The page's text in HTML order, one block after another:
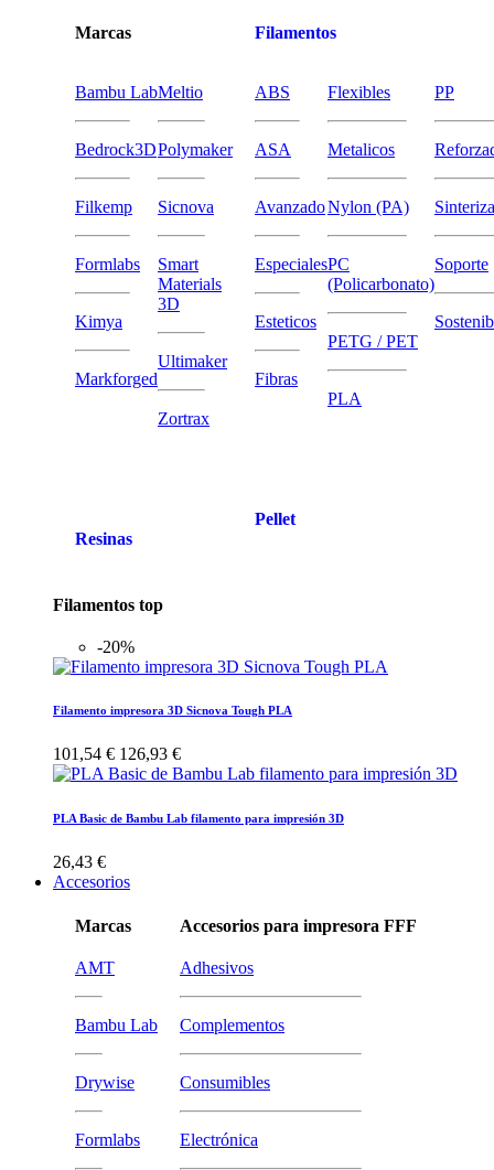
Marcas
Bambu Lab
Bedrock3D
Filkemp
Formlabs
Kimya
Markforged
Meltio
Polymaker
Sicnova
Smart
Materials
3D
Ultimaker
Zortrax
Resinas
Filamentos
ABS
ASA
Avanzado
Especiales
Esteticos
Fibras
Flexibles
Metalicos
Nylon (PA)
PC
(Policarbonato)
PETG / PET
PLA
PP
Soporte
Pellet
Filamentos top
-20%
Filamento impresora 3D Sicnova Tough PLA
101,54 € 126,93 €
PLA Basic de Bambu Lab filamento para impresión 3D
26,43 €
Accesorios
Marcas
AMT
Bambu Lab
Drywise
Formlabs
Accesorios para impresora FFF
Adhesivos
Complementos
Consumibles
Electrónica